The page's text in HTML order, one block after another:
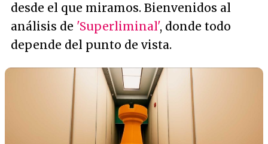
desde el que miramos. Bienvenidos al
análisis de 'Superliminal', donde todo
depende del punto de vista.